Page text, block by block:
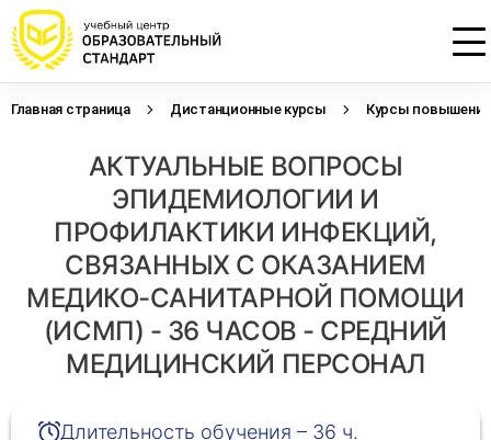
Главная страница Дистанционные курсы Курсы повышения
АКТУАЛЬНЫЕ ВОПРОСЫ
ЭПИДЕМИОЛОГИИ И
ПРОФИЛАКТИКИ ИНФЕКЦИЙ,
СВЯЗАННЫХ С ОКАЗАНИЕМ
МЕДИКО-САНИТАРНОЙ ПОМОЩИ
(ИСМП) - 36 ЧАСОВ - СРЕДНИЙ
МЕДИЦИНСКИЙ ПЕРСОНАЛ
Длительность обучения – 36 ч.
Оставьте свои данные, наши специалисты
свяжутся с Вами
Оставьте свои данные, наши специалисты
свяжутся с Вами
начислением баллов 14 ЗЕТ
Оставьте свои данные, наши специалисты
проконсультируют Вас